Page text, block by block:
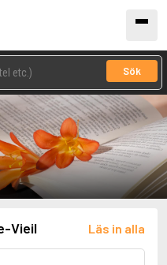
Sök
Vieil Läs in alla